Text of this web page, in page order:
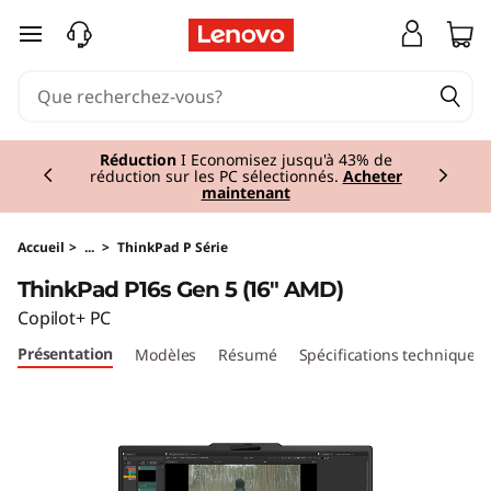
T
k
P
a
d
passer au contenu principal
RéductionI Economisez jusqu'à 43% de
réduction sur les PC sélectionnés. Acheter
maintenant
Currently displaying item 1 of 2
Accueil > ... > ThinkPad P Série
ThinkPad P16s Gen 5 (16" AMD)
Copilot+ PC
Présentation Modèles Résumé Spécifications techniques